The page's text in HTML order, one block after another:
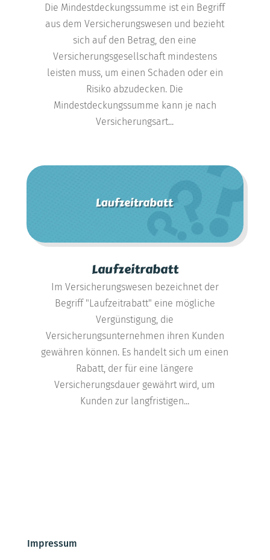
Die Mindestdeckungssumme ist ein Begriff
aus dem Versicherungswesen und bezieht
sich auf den Betrag, den eine
Versicherungsgesellschaft mindestens
leisten muss, um einen Schaden oder ein
Risiko abzudecken. Die
Mindestdeckungssumme kann je nach
Versicherungsart...
Laufzeitrabatt
Im Versicherungswesen bezeichnet der
Begriff "Laufzeitrabatt" eine mögliche
Vergünstigung, die
Versicherungsunternehmen ihren Kunden
gewähren können. Es handelt sich um einen
Rabatt, der für eine längere
Versicherungsdauer gewährt wird, um
Kunden zur langfristigen...
Impressum